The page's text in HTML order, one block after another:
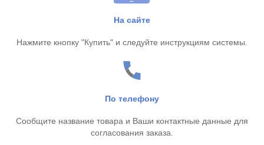
На сайте
Нажмите кнопку "Купить" и следуйте инструкциям системы.
По телефону
Сообщите название товара и Ваши контактные данные для
согласования заказа.